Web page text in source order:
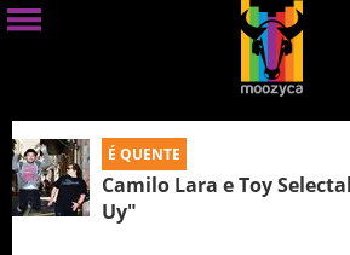
É QUENTE
Camilo Lara e Toy
Uy"